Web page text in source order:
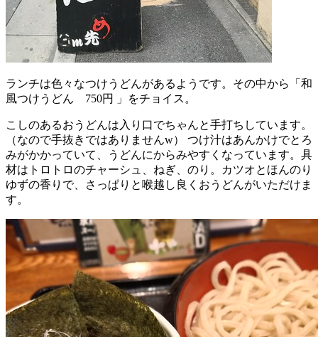
ランチは色々なつけうどんがあるようです。その中から「和
風つけうどん 750円 」をチョイス。
こしのあるおうどんは入り口でちゃんと手打ちしています。
（なので手抜きではありませんw） つけ汁はあんかけでとろ
みがかかっていて、うどんにからみやすくなっています。具
材はトロトロのチャーシュ、ねぎ、のり。カツオとほんのり
ゆずの香りで、さっぱりと喉越し良くおうどんがいただけま
す。